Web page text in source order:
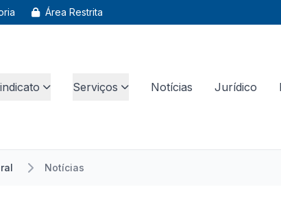
Área Restrita
Serviços Notícias Jurídico
Notícias